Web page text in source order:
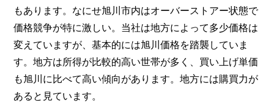
もあります。なにせ旭川市内はオーバーストアー状態で
価格競争が特に激しい。当社は地方によって多少価格は
変えていますが、基本的には旭川価格を踏襲していま
す。地方は所得が比較的高い世帯が多く、買い上げ単価
も旭川に比べて高い傾向があります。地方には購買力が
あると見ています。